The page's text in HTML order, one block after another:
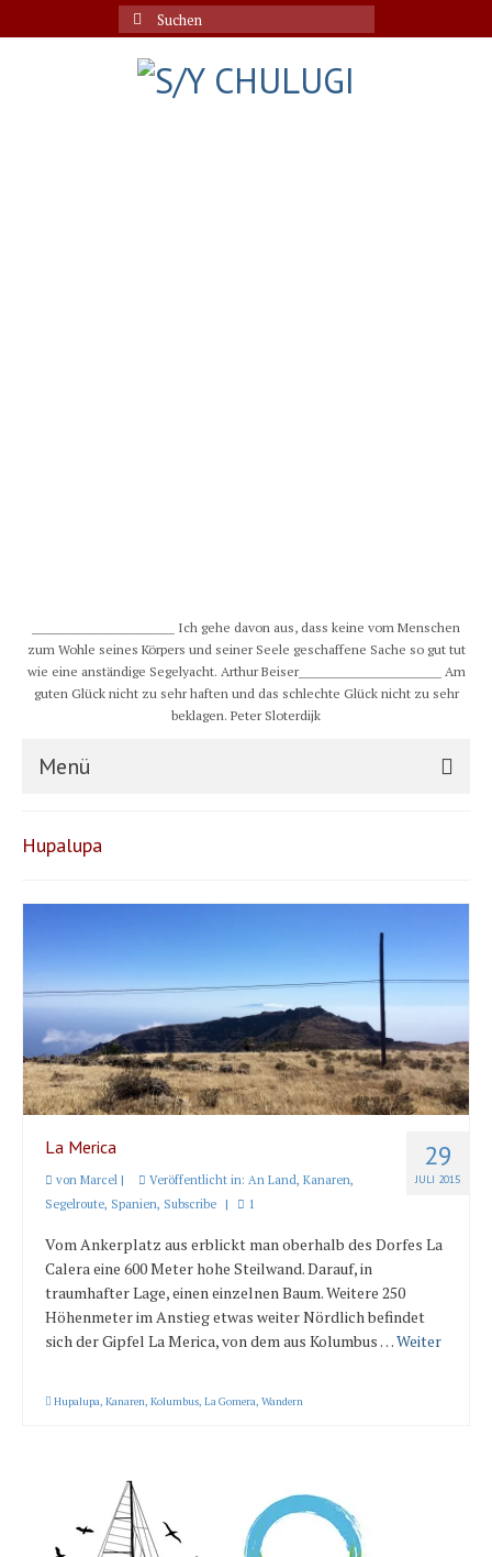
Suche
nach:
__________________________ Ich gehe davon aus, dass keine vom Menschen
zum Wohle seines Körpers und seiner Seele geschaffene Sache so gut tut
wie eine anständige Segelyacht. Arthur Beiser__________________________ Am
guten Glück nicht zu sehr haften und das schlechte Glück nicht zu sehr
beklagen. Peter Sloterdijk
Menü
Länder und Inseln
Mittelmeer 2010-2013
Bordbibliothek
Abonnieren
Yachtüberführung weltweit
Hupalupa
29
JULI 2015
La Merica
von Marcel | Veröffentlicht in: An Land, Kanaren,
Segelroute, Spanien, Subscribe | 1
Vom Ankerplatz aus erblickt man oberhalb des Dorfes La
Calera eine 600 Meter hohe Steilwand. Darauf, in
traumhafter Lage, einen einzelnen Baum. Weitere 250
Höhenmeter im Anstieg etwas weiter Nördlich befindet
sich der Gipfel La Merica, von dem aus Kolumbus …Weiter
Hupalupa, Kanaren, Kolumbus, La Gomera, Wandern